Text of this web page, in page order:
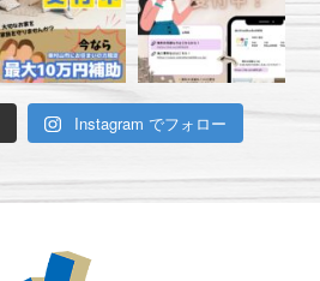
Instagram でフォロー